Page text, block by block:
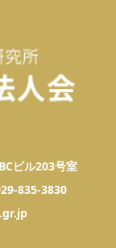
ビル203号室
835-3830